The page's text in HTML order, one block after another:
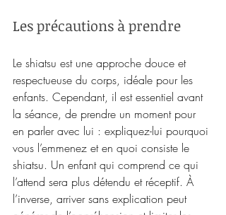
Les précautions à prendre
Le shiatsu est une approche douce et
respectueuse du corps, idéale pour les
enfants. Cependant, il est essentiel avant
la séance, de prendre un moment pour
en parler avec lui : expliquez-lui pourquoi
vous l’emmenez et en quoi consiste le
shiatsu. Un enfant qui comprend ce qui
l’attend sera plus détendu et réceptif. À
l’inverse, arriver sans explication peut